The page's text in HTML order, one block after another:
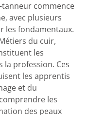
commence
avec plusieurs
les fondamentaux.
du cuir,
les
profession. Ces
les apprentis
et du
les
des peaux